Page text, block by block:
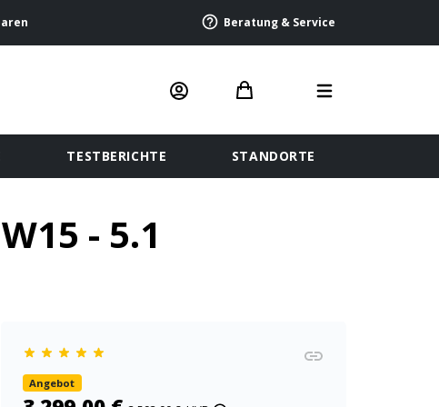
Beratung & Service
TESTBERICHTE STANDORTE
- 5.1
Angebot